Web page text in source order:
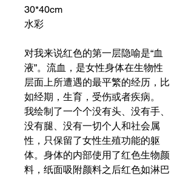
30*40cm
水彩
对我来说红色的第一层隐喻是“血
液”。流血，是女性身体在生物性
层面上所遭遇的最平繁的经历，比
如经期，生育，受伤或者疾病。
我绘制了一个个没有头、没有手、
没有腿、没有一切个人和社会属
性，只保留了女性生殖功能的躯
体。身体的内部使用了红色生物颜
料，纸面吸附颜料之后红色如淋巴